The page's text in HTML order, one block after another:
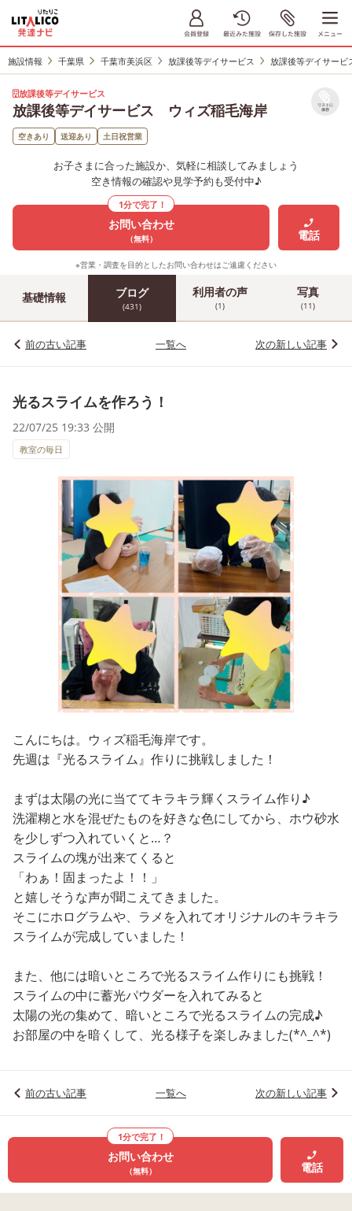
施設情報 千葉県 千葉市美浜区 放課後等デイサービス 放課後等デイサー
放課後等デイサービス
放課後等デイサービス ウィズ稲毛海岸 リストに
保存
空きあり 送迎あり 土日祝営業
お子さまに合った施設か、気軽に相談してみましょう
空き情報の確認や見学予約も受付中♪
1分で完了！
お問い合わせ
（無料） 電話
※営業・調査を目的としたお問い合わせはご遠慮ください
基礎情報 ブログ
(431)
利用者の声
(1)
写真
(11)
前の古い記事 一覧へ 次の新しい記事
光るスライムを作ろう！
22/07/25 19:33 公開
教室の毎日
こんにちは。ウィズ稲毛海岸です。
先週は『光るスライム』作りに挑戦しました！
まずは太陽の光に当ててキラキラ輝くスライム作り♪
洗濯糊と水を混ぜたものを好きな色にしてから、ホウ砂水
を少しずつ入れていくと…？
スライムの塊が出来てくると
「わぁ！固まったよ！！」
と嬉しそうな声が聞こえてきました。
そこにホログラムや、ラメを入れてオリジナルのキラキラ
スライムが完成していました！
また、他には暗いところで光るスライム作りにも挑戦！
スライムの中に蓄光パウダーを入れてみると
太陽の光の集めて、暗いところで光るスライムの完成♪
お部屋の中を暗くして、光る様子を楽しみました(*^_^*)
前の古い記事 一覧へ 次の新しい記事
1分で完了！
お問い合わせ
（無料） 電話